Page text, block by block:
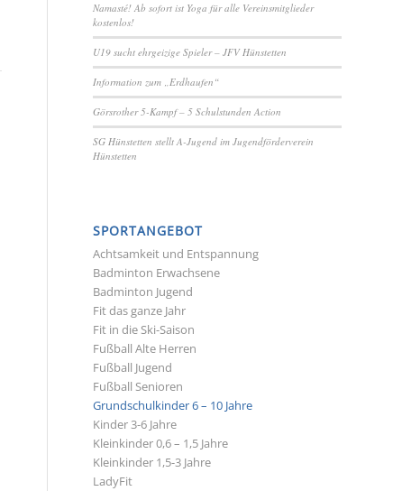
Namasté! Ab sofort ist Yoga für alle Vereinsmitglieder
kostenlos!
U19 sucht ehrgeizige Spieler – JFV Hünstetten
Information zum „Erdhaufen“
Görsrother 5-Kampf – 5 Schulstunden Action
SG Hünstetten stellt A-Jugend im Jugendförderverein
Hünstetten
SPORTANGEBOT
Achtsamkeit und Entspannung
Badminton Erwachsene
Badminton Jugend
Fit das ganze Jahr
Fit in die Ski-Saison
Fußball Alte Herren
Fußball Jugend
Fußball Senioren
Grundschulkinder 6 – 10 Jahre
Kinder 3-6 Jahre
Kleinkinder 0,6 – 1,5 Jahre
Kleinkinder 1,5-3 Jahre
LadyFit